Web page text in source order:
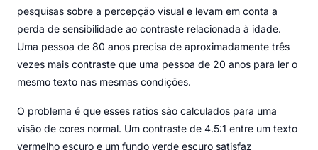
pesquisas sobre a percepção visual e levam em conta a
perda de sensibilidade ao contraste relacionada à idade.
Uma pessoa de 80 anos precisa de aproximadamente três
vezes mais contraste que uma pessoa de 20 anos para ler o
mesmo texto nas mesmas condições.
O problema é que esses ratios são calculados para uma
visão de cores normal. Um contraste de 4.5:1 entre um texto
vermelho escuro e um fundo verde escuro satisfaz